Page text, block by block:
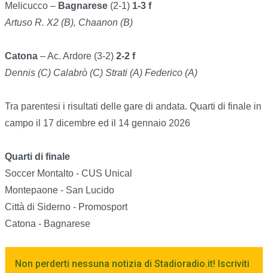
Melicucco – Bagnarese (2-1) 1-3 f
Artuso R. X2 (B), Chaanon (B)
Catona – Ac. Ardore (3-2) 2-2 f
Dennis (C) Calabrò (C) Strati (A) Federico (A)
Tra parentesi i risultati delle gare di andata. Quarti di finale in
campo il 17 dicembre ed il 14 gennaio 2026
Quarti di finale
Soccer Montalto - CUS Unical
Montepaone - San Lucido
Città di Siderno - Promosport
Catona - Bagnarese
Non perderti nessuna notizia di Stadioradio.it! Iscriviti